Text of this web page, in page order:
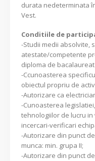
durata nedeterminata în
Vest.
Conditiile de
-Studii medii absolvite,
atestate/competente
diploma de
-Ccunoasterea
obiectul propriu de
-Autorizare ca
-Cunoasterea
tehnologiilor de lucru
incercari-verificari
-Autorizare din punct
munca: min. grupa II;
-Autorizare din punct